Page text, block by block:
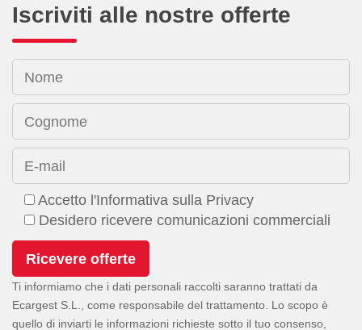
Iscriviti alle nostre offerte
Nome
Cognome
E-mail
Accetto l'Informativa sulla Privacy
Desidero ricevere comunicazioni commerciali
Ti informiamo che i dati personali raccolti saranno trattati da
Ecargest S.L., come responsabile del trattamento. Lo scopo è
quello di inviarti le informazioni richieste sotto il tuo consenso,